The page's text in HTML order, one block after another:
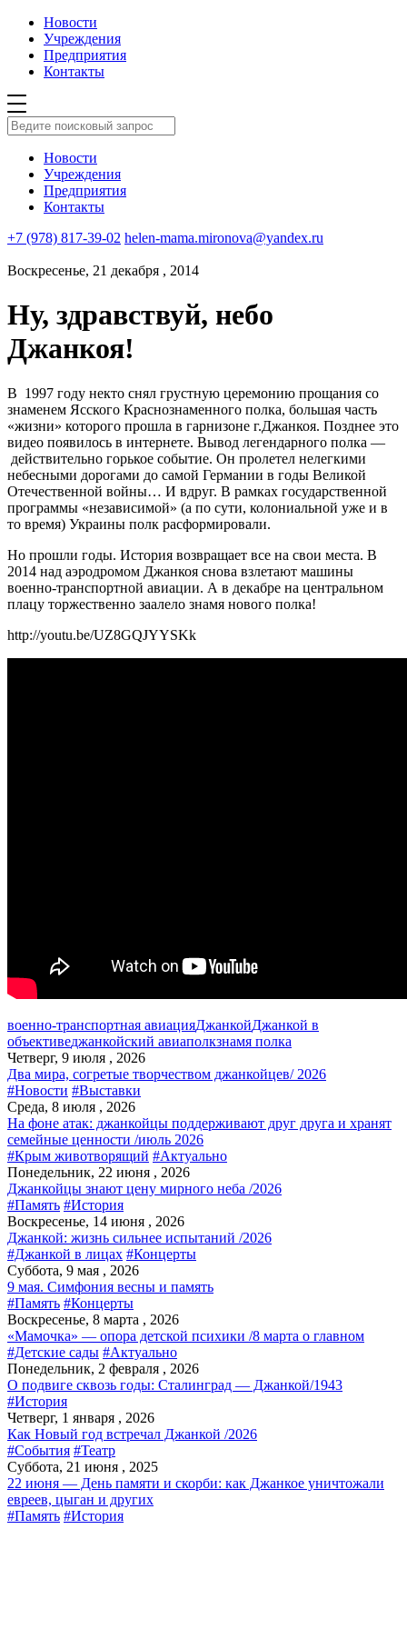
Новости
Учреждения
Предприятия
Контакты
Новости
Учреждения
Предприятия
Контакты
+7 (978) 817-39-02 helen-mama.mironova@yandex.ru
Воскресенье, 21 декабря , 2014
Ну, здравствуй, небо
Джанкоя!
В 1997 году некто снял грустную церемонию прощания со
знаменем Ясского Краснознаменного полка, большая часть
«жизни» которого прошла в гарнизоне г.Джанкоя. Позднее это
видео появилось в интернете. Вывод легендарного полка —
действительно горькое событие. Он пролетел нелегкими
небесными дорогами до самой Германии в годы Великой
Отечественной войны… И вдруг. В рамках государственной
программы «независимой» (а по сути, колониальной уже и в
то время) Украины полк расформировали.
Но прошли годы. История возвращает все на свои места. В
2014 над аэродромом Джанкоя снова взлетают машины
военно-транспортной авиации. А в декабре на центральном
плацу торжественно заалело знамя нового полка!
http://youtu.be/UZ8GQJYYSKk
военно-транспортная авиацияДжанкойДжанкой в
объективеджанкойский авиаполкзнамя полка
Четверг, 9 июля , 2026
Два мира, согретые творчеством джанкойцев/ 2026
#Новости #Выставки
Среда, 8 июля , 2026
На фоне атак: джанкойцы поддерживают друг друга и хранят
семейные ценности /июль 2026
#Крым животворящий #Актуально
Понедельник, 22 июня , 2026
Джанкойцы знают цену мирного неба /2026
#Память #История
Воскресенье, 14 июня , 2026
Джанкой: жизнь сильнее испытаний /2026
#Джанкой в лицах #Концерты
Суббота, 9 мая , 2026
9 мая. Симфония весны и память
#Память #Концерты
Воскресенье, 8 марта , 2026
«Мамочка» — опора детской психики /8 марта о главном
#Детские сады #Актуально
Понедельник, 2 февраля , 2026
О подвиге сквозь годы: Сталинград — Джанкой/1943
#История
Четверг, 1 января , 2026
Как Новый год встречал Джанкой /2026
#События #Театр
Суббота, 21 июня , 2025
22 июня — День памяти и скорби: как Джанкое уничтожали
евреев, цыган и других
#Память #История